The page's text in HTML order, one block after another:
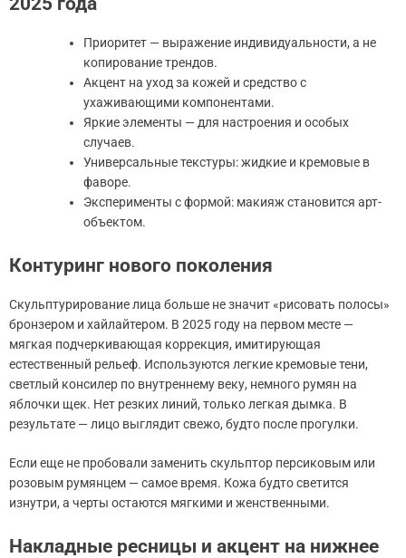
Приоритет — выражение индивидуальности, а не
копирование трендов.
Акцент на уход за кожей и средство с
ухаживающими компонентами.
Яркие элементы — для настроения и особых
случаев.
Универсальные текстуры: жидкие и кремовые в
фаворе.
Эксперименты с формой: макияж становится арт-
объектом.
Контуринг нового поколения
Скульптурирование лица больше не значит «рисовать полосы»
бронзером и хайлайтером. В 2025 году на первом месте —
мягкая подчеркивающая коррекция, имитирующая
естественный рельеф. Используются легкие кремовые тени,
светлый консилер по внутреннему веку, немного румян на
яблочки щек. Нет резких линий, только легкая дымка. В
результате — лицо выглядит свежо, будто после прогулки.
Если еще не пробовали заменить скульптор персиковым или
розовым румянцем — самое время. Кожа будто светится
изнутри, а черты остаются мягкими и женственными.
Накладные ресницы и акцент на нижнее